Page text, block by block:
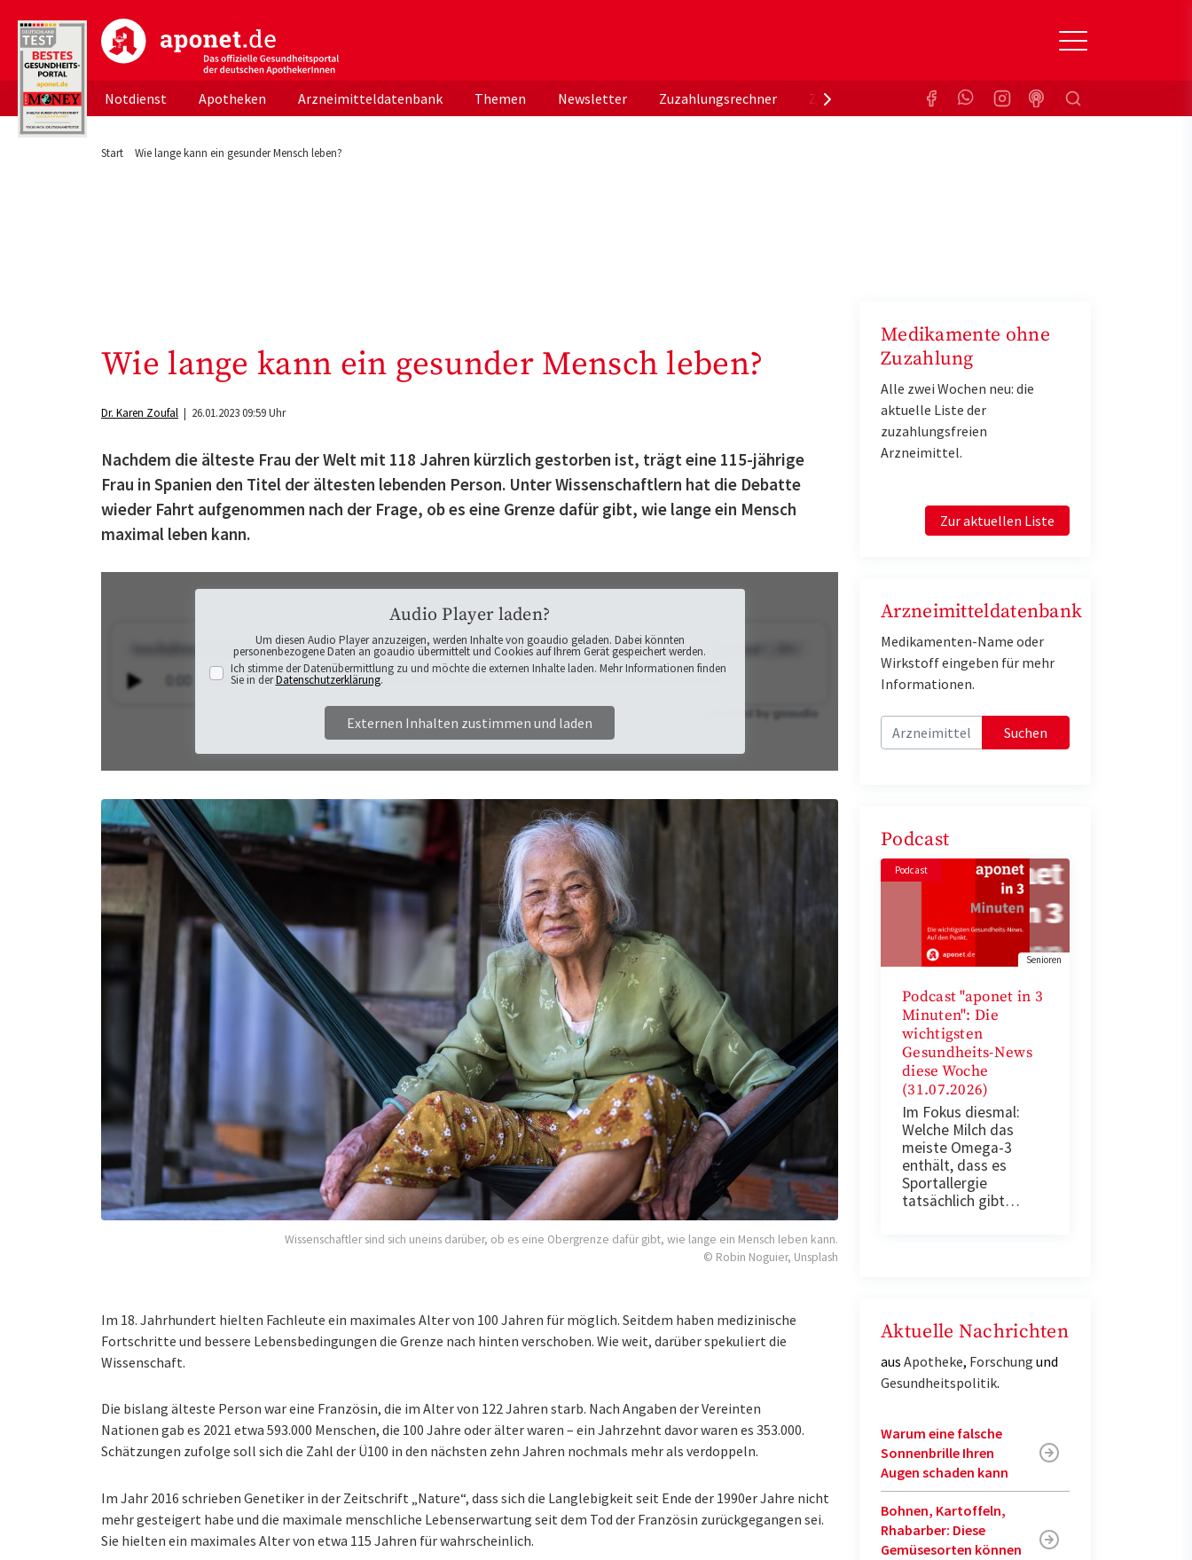
aponet.de - Das offizielle Gesundheitsportal der deutschen ApothekerInnen
Notdienst Apotheken Arzneimitteldatenbank Themen Newsletter Zuzahlungsrechner Zuzahlungsbefreiung KrankenkasseSuchen
Start Wie lange kann ein gesunder Mensch leben?
Wie lange kann ein gesunder Mensch leben?
Dr. Karen Zoufal | 26.01.2023 09:59 Uhr
Nachdem die älteste Frau der Welt mit 118 Jahren kürzlich gestorben ist, trägt eine 115-jährige
Frau in Spanien den Titel der ältesten lebenden Person. Unter Wissenschaftlern hat die Debatte
wieder Fahrt aufgenommen nach der Frage, ob es eine Grenze dafür gibt, wie lange ein Mensch
maximal leben kann.
Audio Player laden?
Um diesen Audio Player anzuzeigen, werden Inhalte von goaudio geladen. Dabei könnten
personenbezogene Daten an goaudio übermittelt und Cookies auf Ihrem Gerät gespeichert werden.
Ich stimme der Datenübermittlung zu und möchte die externen Inhalte laden. Mehr Informationen finden
Sie in derDatenschutzerklärung.
Externen Inhalten zustimmen und laden
Wissenschaftler sind sich uneins darüber, ob es eine Obergrenze dafür gibt, wie lange ein Mensch leben kann.
© Robin Noguier, Unsplash
Im 18. Jahrhundert hielten Fachleute ein maximales Alter von 100 Jahren für möglich. Seitdem haben medizinische
Fortschritte und bessere Lebensbedingungen die Grenze nach hinten verschoben. Wie weit, darüber spekuliert die
Wissenschaft.
Die bislang älteste Person war eine Französin, die im Alter von 122 Jahren starb. Nach Angaben der Vereinten
Nationen gab es 2021 etwa 593.000 Menschen, die 100 Jahre oder älter waren – ein Jahrzehnt davor waren es 353.000.
Schätzungen zufolge soll sich die Zahl der Ü100 in den nächsten zehn Jahren nochmals mehr als verdoppeln.
Im Jahr 2016 schrieben Genetiker in der Zeitschrift „Nature“, dass sich die Langlebigkeit seit Ende der 1990er Jahre nicht
mehr gesteigert habe und die maximale menschliche Lebenserwartung seit dem Tod der Französin zurückgegangen sei.
Sie hielten ein maximales Alter von etwa 115 Jahren für wahrscheinlich.
Medikamente ohne
Zuzahlung
Alle zwei Wochen neu: die
aktuelle Liste der
zuzahlungsfreien
Arzneimittel.
Zur aktuellen Liste
Arzneimitteldatenbank
Medikamenten-Name oder
Wirkstoff eingeben für mehr
Informationen.
Suchen
Podcast
Podcast
Senioren
Podcast "aponet in 3
Minuten": Die
wichtigsten
Gesundheits-News
diese Woche
(31.07.2026)
Im Fokus diesmal:
Welche Milch das
meiste Omega-3
enthält, dass es
Sportallergie
tatsächlich gibt…
Aktuelle Nachrichten
aus Apotheke, Forschung und
Gesundheitspolitik.
Warum eine falsche
Sonnenbrille Ihren
Augen schaden kann
Bohnen, Kartoffeln,
Rhabarber: Diese
Gemüsesorten können